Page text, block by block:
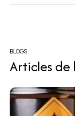
BLOGS
Articles de